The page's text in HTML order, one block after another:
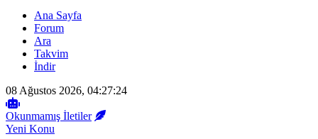
Ana Sayfa
Forum
Ara
Takvim
İndir
08 Ağustos 2026, 04:27:24
Okunmamış İletiler
Yeni Konu